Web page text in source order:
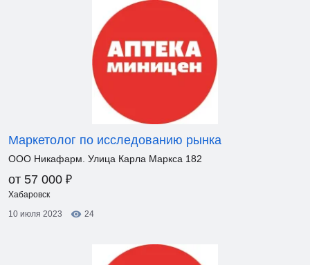
Маркетолог по исследованию рынка
ООО Никафарм. Улица Карла Маркса 182
от 57 000 ₽
Хабаровск
10 июля 2023
24